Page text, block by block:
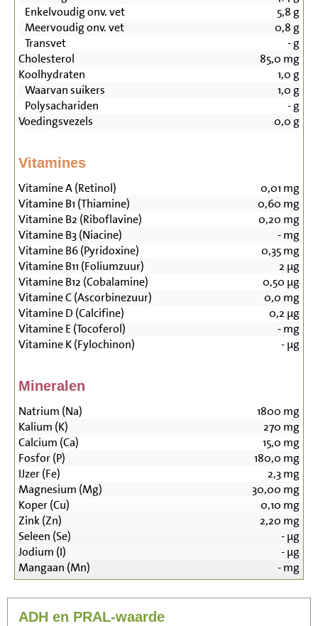
Enkelvoudig onv. vet
5,8 g
Meervoudig onv. vet
0,8 g
Transvet
-g
Cholesterol
85,0 mg
Koolhydraten
1,0 g
Waarvan suikers
1,0 g
Polysachariden
-g
Voedingsvezels
0,0 g
Vitamines
Vitamine A (Retinol) 0,01 mg
Vitamine B1 (Thiamine)
0,60 mg
Vitamine B2 (Riboflavine)
0,20 mg
Vitamine B3 (Niacine)
-mg
Vitamine B6 (Pyridoxine)
0,35mg
Vitamine B11 (Foliumzuur)
2 µg
Vitamine B12 (Cobalamine)
0,50 µg
Vitamine C (Ascorbinezuur)
0,0 mg
Vitamine D (Calcifine)
0,2 µg
Vitamine E (Tocoferol)
-mg
Vitamine K (Fylochinon)
-µg
Mineralen
Natrium (Na) 1800 mg
Kalium (K)
270 mg
Calcium (Ca)
15,0 mg
Fosfor (P)
180,0 mg
IJzer (Fe)
2,3mg
Magnesium (Mg)
30,00 mg
Koper (Cu)
0,10 mg
Zink (Zn)
2,20 mg
Seleen (Se)
-µg
Jodium (I)
-µg
Mangaan (Mn)
-mg
ADH en PRAL-waarde